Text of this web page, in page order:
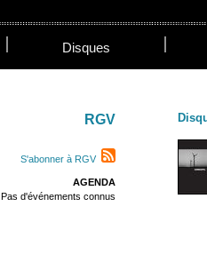
Disques
RGV
S'abonner à RGV
AGENDA
Pas d'événements connus